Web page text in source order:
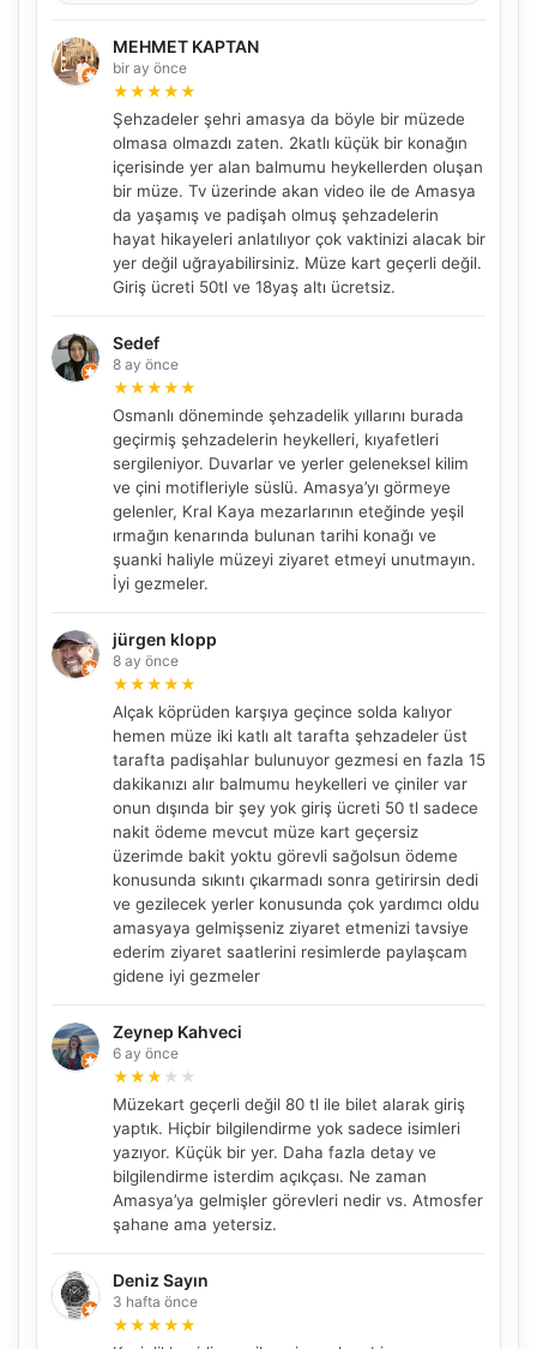
MEHMET KAPTAN
bir ay önce
★★★★★
Şehzadeler şehri amasya da böyle bir müzede
olmasa olmazdı zaten. 2katlı küçük bir konağın
içerisinde yer alan balmumu heykellerden oluşan
bir müze. Tv üzerinde akan video ile de Amasya
da yaşamış ve padişah olmuş şehzadelerin
hayat hikayeleri anlatılıyor çok vaktinizi alacak bir
yer değil uğrayabilirsiniz. Müze kart geçerli değil.
Giriş ücreti 50tl ve 18yaş altı ücretsiz.
Sedef
8 ay önce
★★★★★
Osmanlı döneminde şehzadelik yıllarını burada
geçirmiş şehzadelerin heykelleri, kıyafetleri
sergileniyor. Duvarlar ve yerler geleneksel kilim
ve çini motifleriyle süslü. Amasya’yı görmeye
gelenler, Kral Kaya mezarlarının eteğinde yeşil
ırmağın kenarında bulunan tarihi konağı ve
şuanki haliyle müzeyi ziyaret etmeyi unutmayın.
İyi gezmeler.
jürgen klopp
8 ay önce
★★★★★
Alçak köprüden karşıya geçince solda kalıyor
hemen müze iki katlı alt tarafta şehzadeler üst
tarafta padişahlar bulunuyor gezmesi en fazla 15
dakikanızı alır balmumu heykelleri ve çiniler var
onun dışında bir şey yok giriş ücreti 50 tl sadece
nakit ödeme mevcut müze kart geçersiz
üzerimde bakit yoktu görevli sağolsun ödeme
konusunda sıkıntı çıkarmadı sonra getirirsin dedi
ve gezilecek yerler konusunda çok yardımcı oldu
amasyaya gelmişseniz ziyaret etmenizi tavsiye
ederim ziyaret saatlerini resimlerde paylaşcam
gidene iyi gezmeler
Zeynep Kahveci
6 ay önce
★★★ ★ ★
Müzekart geçerli değil 80 tl ile bilet alarak giriş
yaptık. Hiçbir bilgilendirme yok sadece isimleri
yazıyor. Küçük bir yer. Daha fazla detay ve
bilgilendirme isterdim açıkçası. Ne zaman
Amasya’ya gelmişler görevleri nedir vs. Atmosfer
şahane ama yetersiz.
Deniz Sayın
3 hafta önce
★★★★★
NBY Akıllı Asistan
AI kullanmadan, sitedeki gerçek yerlerle akıllı rota
Şehir / ilçe